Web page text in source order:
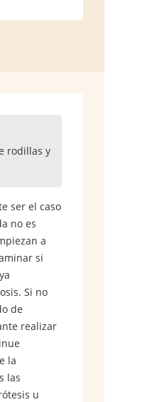
rodillas y
ser el caso
no es
a
si
Si no
de
realizar
la
las
u